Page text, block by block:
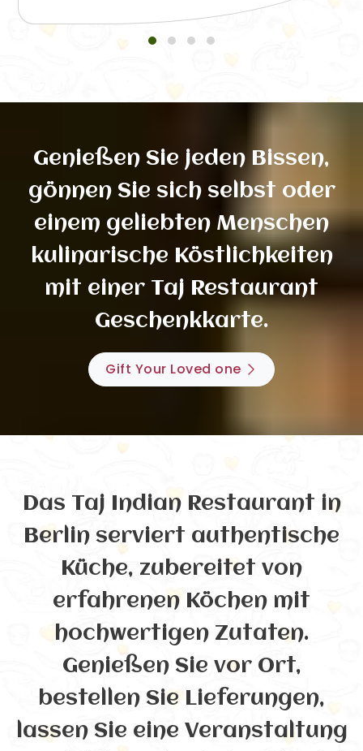
Genießen Sie jeden Bissen,
gönnen Sie sich selbst oder
einem geliebten Menschen
kulinarische Köstlichkeiten
mit einer Taj Restaurant
Geschenkkarte.
Gift Your Loved one
Das Taj Indian Restaurant in
Berlin serviert authentische
Küche, zubereitet von
erfahrenen Köchen mit
hochwertigen Zutaten.
Genießen Sie vor Ort,
bestellen Sie Lieferungen,
lassen Sie eine Veranstaltung